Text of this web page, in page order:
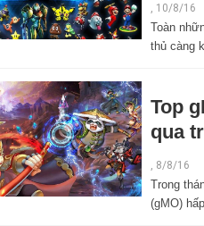
10/8/16
Toàn
thủ càng
Top
qua
, 8/8/16
Trong
(gMO)